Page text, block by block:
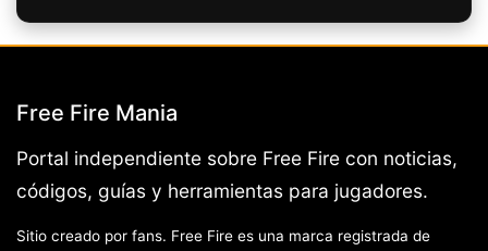
Free Fire Mania
Portal independiente sobre Free Fire con noticias,
códigos, guías y herramientas para jugadores.
Sitio creado por fans. Free Fire es una marca registrada de